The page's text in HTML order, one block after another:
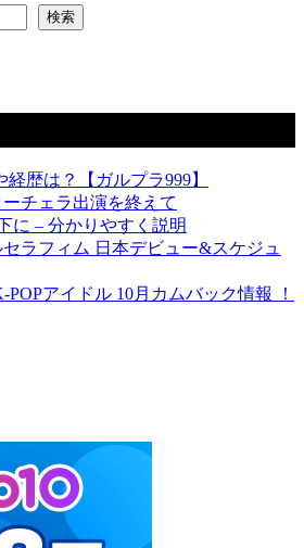
検索
歴は？【ガルプラ999】
チェラ出演を終えて
に – 分かりやすく説明
ラフィム 日本デビュー&スケジュ
POPアイドル 10月カムバック情報 ！